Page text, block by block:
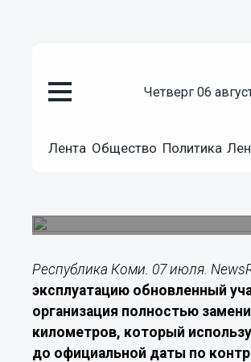
четверг 06
Лента Общество Политика
В Коми раньше
Республика Коми. 07 июля.
эксплуатацию обновленный
организация полностью
километров, который
до официальной даты по